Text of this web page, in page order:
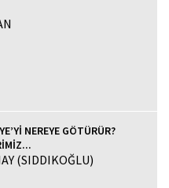
NEREYE GÖTÜRÜR?
(SIDDIKOĞLU)